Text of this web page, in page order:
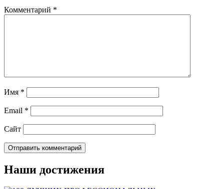
Комментарий *
Имя *
Email *
Сайт
Наши достижения